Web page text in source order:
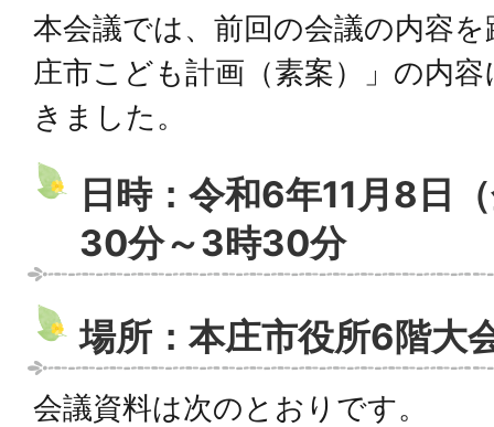
本会議では、前回の会議の内容
庄市こども計画（素案）」の内
きました。
日時：令和6年11月8日
30分～3時30分
場所：本庄市役所6階大
会議資料は次のとおりです。